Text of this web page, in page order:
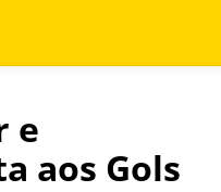
e
aos Gols